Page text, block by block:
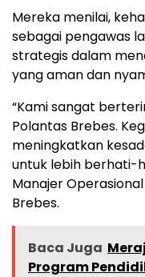
Mereka menilai,
sebagai pengawas
strategis dalam
yang aman dan
“Kami sangat
Polantas Brebes.
meningkatkan
untuk lebih berhati-
Manajer
Brebes.
Baca Juga
Program